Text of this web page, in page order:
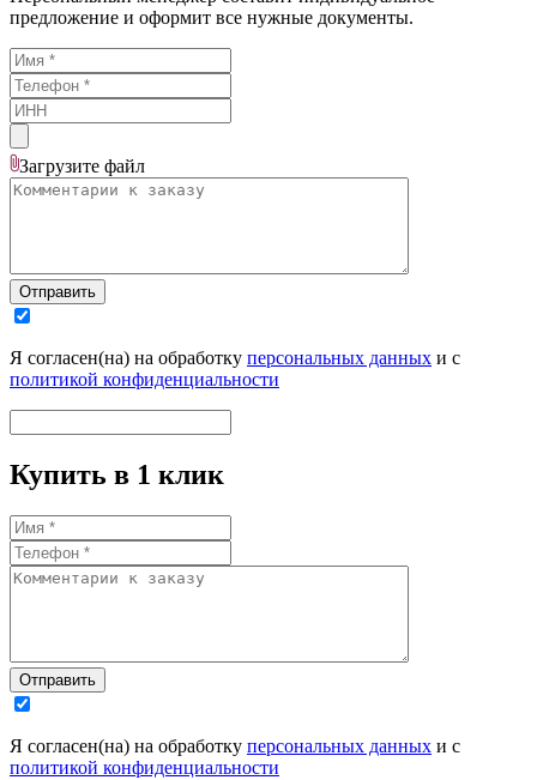
предложение и оформит все нужные документы.
Загрузите файл
Отправить
Я согласен(на) на обработку персональных данных и с
политикой конфиденциальности
Купить в 1 клик
Отправить
Я согласен(на) на обработку персональных данных и с
политикой конфиденциальности